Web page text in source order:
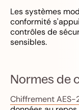
Les systèmes
conformité
contrôles de
sensibles.
Normes de
Chiffrement AES-